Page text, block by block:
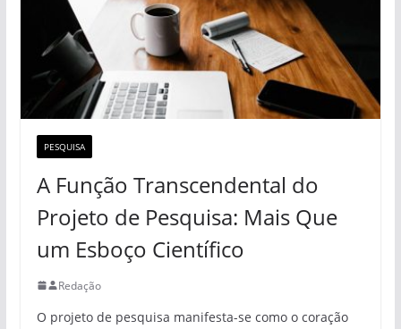
PESQUISA
A Função Transcendental do
Projeto de Pesquisa: Mais Que
um Esboço Científico
Redação
O projeto de pesquisa manifesta-se como o coração